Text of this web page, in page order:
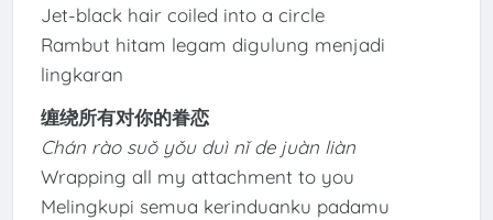
Jet-black hair coiled into a circle
Rambut hitam legam digulung menjadi
lingkaran
缠绕所有对你的眷恋
Chán rào suǒ yǒu duì nǐ de juàn liàn
Wrapping all my attachment to you
Melingkupi semua kerinduanku padamu